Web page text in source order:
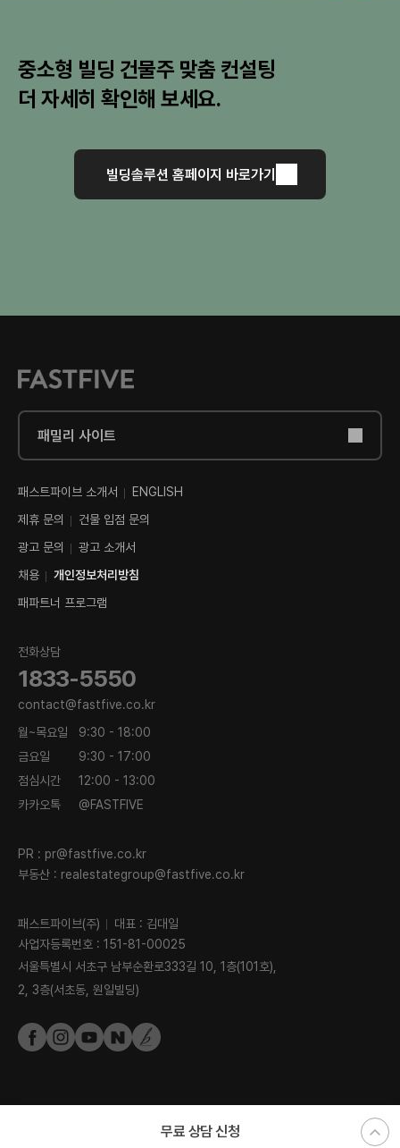
중소형 빌딩 건물주 맞춤 컨설팅
더 자세히 확인해 보세요.
빌딩솔루션 홈페이지 바로가기
무료 상담 신청
패스트파이브 소개서
ENGLISH
제휴 문의
건물 입점 문의
광고 문의
광고 소개서
채용
개인정보처리방침
패파트너 프로그램
패밀리 사이트
전화상담
1833-5550
contact@fastfive.co.kr
월~목요일
9:30 - 18:00
금요일
9:30 - 17:00
점심시간
12:00 - 13:00
카카오톡
@FASTFIVE
PR : pr@fastfive.co.kr
부동산 : realestategroup@fastfive.co.kr
패스트파이브(주)
대표 : 김대일
사업자등록번호 : 151-81-00025
서울특별시 서초구 남부순환로333길 10, 1층(101호),
2, 3층(서초동, 원일빌딩)